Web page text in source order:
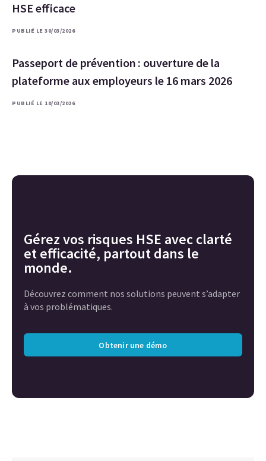
HSE efficace
PUBLIÉ LE 30/03/2026
Passeport de prévention : ouverture de la
plateforme aux employeurs le 16 mars 2026
PUBLIÉ LE 10/03/2026
Gérez vos risques HSE avec clarté
et efficacité, partout dans le
monde.
Découvrez comment nos solutions peuvent s’adapter
à vos problématiques.
Obtenir une démo